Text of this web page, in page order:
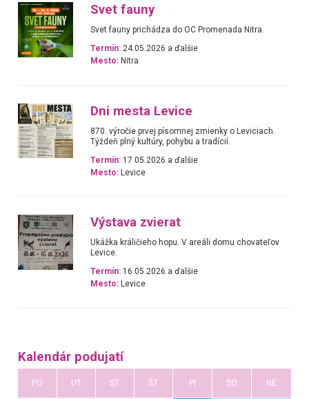
Svet fauny
Svet fauny prichádza do OC Promenada Nitra.
Termín: 24.05.2026 a ďalšie
Mesto: Nitra
Dni mesta Levice
870. výročie prvej písomnej zmienky o Leviciach.
Týždeň plný kultúry, pohybu a tradícií.
Termín: 17.05.2026 a ďalšie
Mesto: Levice
Výstava zvierat
Ukážka králičieho hopu. V areáli domu chovateľov
Levice.
Termín: 16.05.2026 a ďalšie
Mesto: Levice
Kalendár podujatí
PO UT ST ŠT PI SO NE